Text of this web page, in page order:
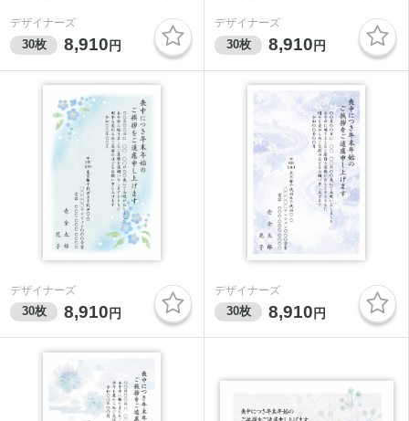
デザイナーズ
30枚 8,910 円
デザイナーズ
30枚 8,910 円
デザイナーズ
30枚 8,910 円
デザイナーズ
30枚 8,910 円